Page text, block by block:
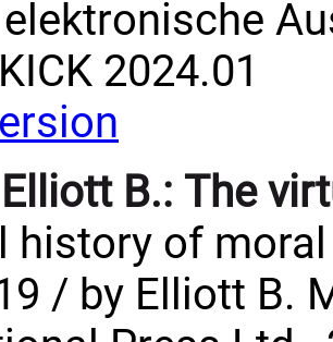
2024.01
B.: The
history of
/ by Elliott B.